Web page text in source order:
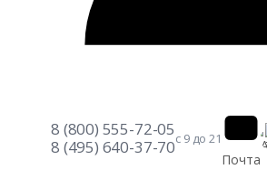
8 (800) 555-72-05
8 (495) 640-37-70с 9 до 21
Почта